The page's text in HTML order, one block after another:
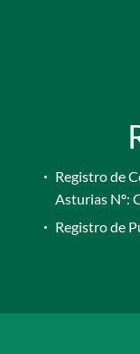
Registro de
Asturias Nº:
Registro de